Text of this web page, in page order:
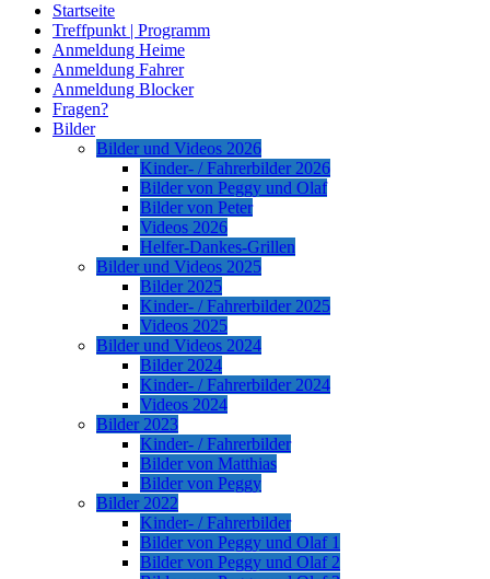
Startseite
Treffpunkt | Programm
Anmeldung Heime
Anmeldung Fahrer
Anmeldung Blocker
Fragen?
Bilder
Bilder und Videos 2026
Kinder- / Fahrerbilder 2026
Bilder von Peggy und Olaf
Bilder von Peter
Videos 2026
Helfer-Dankes-Grillen
Bilder und Videos 2025
Bilder 2025
Kinder- / Fahrerbilder 2025
Videos 2025
Bilder und Videos 2024
Bilder 2024
Kinder- / Fahrerbilder 2024
Videos 2024
Bilder 2023
Kinder- / Fahrerbilder
Bilder von Matthias
Bilder von Peggy
Bilder 2022
Kinder- / Fahrerbilder
Bilder von Peggy und Olaf 1
Bilder von Peggy und Olaf 2